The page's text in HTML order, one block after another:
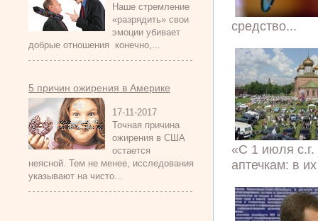
Наше стремление
«разрядить» свои
эмоции убивает
добрые отношения конечно,...
5 причин ожирения в Америке
17-11-2017
Точная причина
ожирения в США
остается
неясной. Тем не менее, исследования
указывают на чисто...
средство...
«С 1 июля с.г.
аптечкам: в